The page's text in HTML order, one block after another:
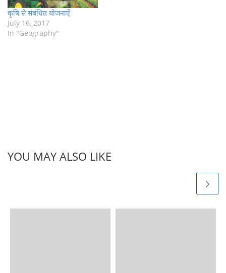
कृषि से संबंधित योजनाऐं
July 16, 2017
In "Geography"
YOU MAY ALSO LIKE